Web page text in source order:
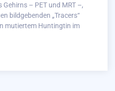
– PET und MRT –,
bildgebenden „Tracers“
mutiertem Huntingtin im